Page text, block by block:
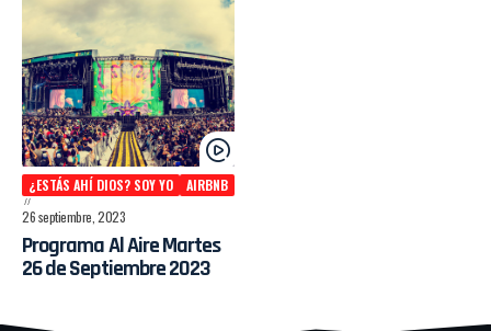
¿ESTÁS AHÍ DIOS? SOY YO
AIRBNB
26 septiembre, 2023
Programa Al Aire Martes
26 de Septiembre 2023